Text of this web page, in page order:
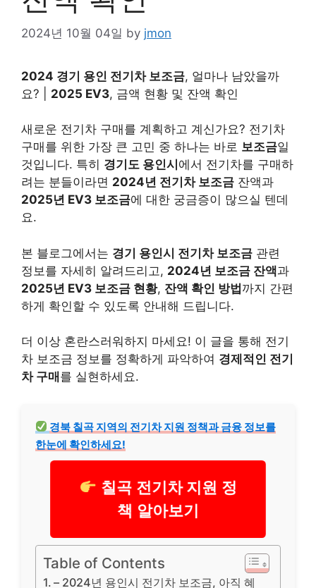
2024년 10월 04일 by jmon
2024 경기 용인 전기차 보조금, 얼마나 남았을까
요? | 2025 EV3, 금액 현황 및 잔액 확인
새로운 전기차 구매를 계획하고 계신가요? 전기차
구매를 위한 가장 큰 고민 중 하나는 바로 보조금일
것입니다. 특히 경기도 용인시 에서 전기차를 구매하
려는 분들이라면 2024년 전기차 보조금 잔액과
2025년 EV3 보조금에 대한 궁금증이 많으실 텐데
요.
본 블로그에서는 경기 용인시 전기차 보조금 관련
정보를 자세히 알려드리고, 2024년 보조금 잔액과
2025년 EV3 보조금 현황, 잔액 확인 방법까지 간편
하게 확인할 수 있도록 안내해 드립니다.
더 이상 혼란스러워하지 마세요! 이 글을 통해 전기
차 보조금 정보를 정확하게 파악하여 경제적인 전기
차 구매 를 실현하세요.
경북 칠곡 지역의 전기차 지원 정책과 금융 정보를
한눈에 확인하세요!
칠곡 전기차 지원 정
책 알아보기
Table of Contents
– 2024년 용인시 전기차 보조금, 아직 혜